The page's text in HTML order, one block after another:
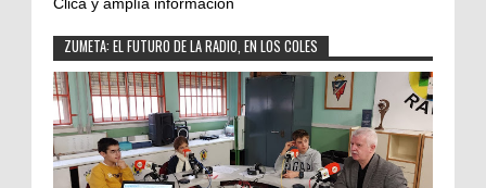
ZUMETA: EL FUTURO DE LA RADIO, EN LOS COLES